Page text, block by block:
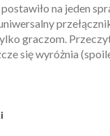
na jeden
graczom.
się wyróżnia